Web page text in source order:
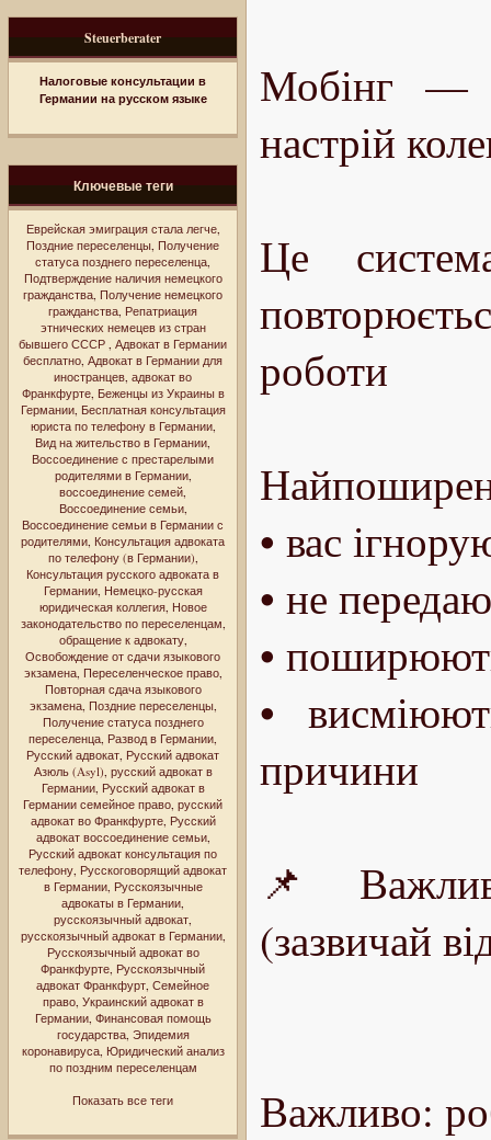
Steuerberater
Налоговые консультации в
Германии на русском языке
Ключевые теги
Еврейская эмиграция стала легче,
Поздние переселенцы, Получение
статуса позднего переселенца,
Подтверждение наличия немецкого
гражданства, Получение немецкого
гражданства, Репатриация
этнических немецев из стран
бывшего СССР , Адвокат в Германии
бесплатно, Адвокат в Германии для
иностранцев, адвокат во
Франкфурте, Беженцы из Украины в
Германии, Бесплатная консультация
юриста по телефону в Германии,
Вид на жительство в Германии,
Воссоединение с престарелыми
родителями в Германии,
воссоединение семей,
Воссоединение семьи,
Воссоединение семьи в Германии с
родителями, Консультация адвоката
по телефону (в Германии),
Консультация русского адвоката в
Германии, Немецко-русская
юридическая коллегия, Новое
законодательство по переселенцам,
обращение к адвокату,
Освобождение от сдачи языкового
экзамена, Переселенческое право,
Повторная сдача языкового
экзамена, Поздние переселенцы,
Получение статуса позднего
переселенца, Развод в Германии,
Русский адвокат, Русский адвокат
Азюль (Asyl), русский адвокат в
Германии, Русский адвокат в
Германии семейное право, русский
адвокат во Франкфурте, Русский
адвокат воссоединение семьи,
Русский адвокат консультация по
телефону, Русскоговорящий адвокат
в Германии, Русскоязычные
адвокаты в Германии,
русскоязычный адвокат,
русскоязычный адвокат в Германии,
Русскоязычный адвокат во
Франкфурте, Русскоязычный
адвокат Франкфурт, Семейное
право, Украинский адвокат в
Германии, Финансовая помощь
государства, Эпидемия
коронавируса, Юридический анализ
по поздним переселенцам
Показать все теги
Мобінг —
настрій
Це
роботи
• вас
• не
•
•
причини
📌
(зазвичай
Важливо: